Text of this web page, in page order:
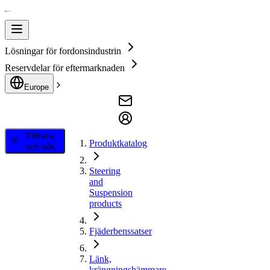
Lösningar för fordonsindustrin
Reservdelar för eftermarknaden
Europe
Filtrera
och sök
Produktkatalog
Steering
and
Suspension
products
Fjäderbenssatser
Länk,